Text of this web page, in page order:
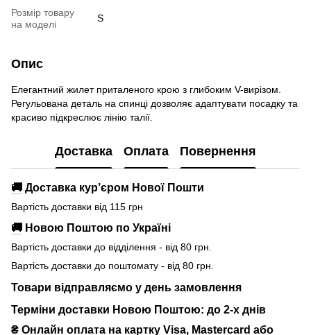
Розмір товару
на моделі
S
Опис
Елегантний жилет приталеного крою з глибоким V-вирізом.
Регульована деталь на спинці дозволяє адаптувати посадку та
красиво підкреслює лінію талії.
Доставка Оплата Повернення
🚚 Доставка кур’єром Нової Пошти
Вартість доставки від 115 грн
🚚 Новою Поштою по Україні
Вартість доставки до відділення - від 80 грн.
Вартість доставки до поштомату - від 80 грн.
Товари відправляємо у день замовлення
Терміни доставки Новою Поштою: до 2-х днів
₴ Онлайн оплата на картку Visa, Mastercard або